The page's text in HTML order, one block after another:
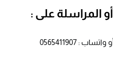
المراسلة على :